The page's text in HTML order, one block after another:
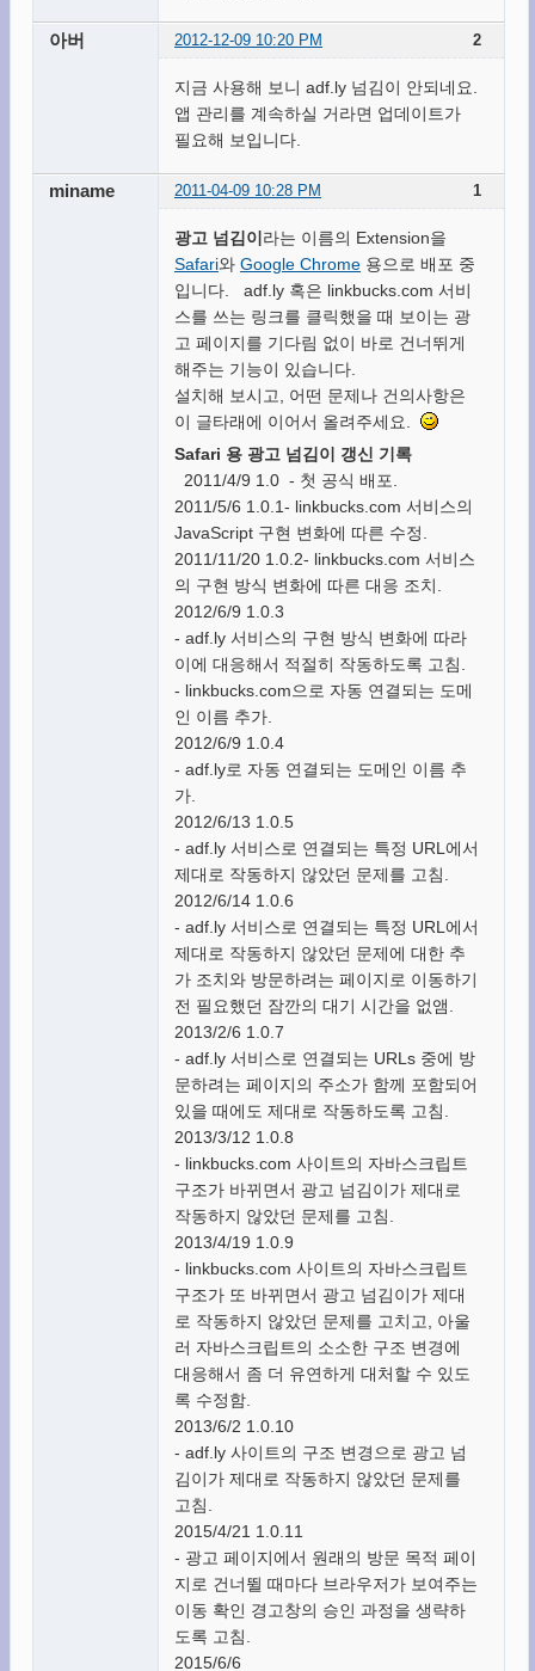
2
아버 2012-12-09 10:20 PM
지금 사용해 보니 adf.ly 넘김이 안되네요.
앱 관리를 계속하실 거라면 업데이트가
필요해 보입니다.
1
miname 2011-04-09 10:28 PM
광고 넘김이 라는 이름의 Extension을
Safari와 Google Chrome용으로 배포 중
입니다. adf.ly 혹은 linkbucks.com 서비
스를 쓰는 링크를 클릭했을 때 보이는 광
고 페이지를 기다림 없이 바로 건너뛰게
해주는 기능이 있습니다.
설치해 보시고, 어떤 문제나 건의사항은
이 글타래에 이어서 올려주세요.
Safari 용 광고 넘김이 갱신 기록
2011/4/9 1.0 - 첫 공식 배포.
2011/5/6 1.0.1- linkbucks.com 서비스의
JavaScript 구현 변화에 따른 수정.
2011/11/20 1.0.2- linkbucks.com 서비스
의 구현 방식 변화에 따른 대응 조치.
2012/6/9 1.0.3
- adf.ly 서비스의 구현 방식 변화에 따라
이에 대응해서 적절히 작동하도록 고침.
- linkbucks.com으로 자동 연결되는 도메
인 이름 추가.
2012/6/9 1.0.4
- adf.ly로 자동 연결되는 도메인 이름 추
가.
2012/6/13 1.0.5
- adf.ly 서비스로 연결되는 특정 URL에서
제대로 작동하지 않았던 문제를 고침.
2012/6/14 1.0.6
- adf.ly 서비스로 연결되는 특정 URL에서
제대로 작동하지 않았던 문제에 대한 추
가 조치와 방문하려는 페이지로 이동하기
전 필요했던 잠깐의 대기 시간을 없앰.
2013/2/6 1.0.7
- adf.ly 서비스로 연결되는 URLs 중에 방
문하려는 페이지의 주소가 함께 포함되어
있을 때에도 제대로 작동하도록 고침.
2013/3/12 1.0.8
- linkbucks.com 사이트의 자바스크립트
구조가 바뀌면서 광고 넘김이가 제대로
작동하지 않았던 문제를 고침.
2013/4/19 1.0.9
- linkbucks.com 사이트의 자바스크립트
구조가 또 바뀌면서 광고 넘김이가 제대
로 작동하지 않았던 문제를 고치고, 아울
러 자바스크립트의 소소한 구조 변경에
대응해서 좀 더 유연하게 대처할 수 있도
록 수정함.
2013/6/2 1.0.10
- adf.ly 사이트의 구조 변경으로 광고 넘
김이가 제대로 작동하지 않았던 문제를
고침.
2015/4/21 1.0.11
- 광고 페이지에서 원래의 방문 목적 페이
지로 건너뛸 때마다 브라우저가 보여주는
이동 확인 경고창의 승인 과정을 생략하
도록 고침.
2015/6/6